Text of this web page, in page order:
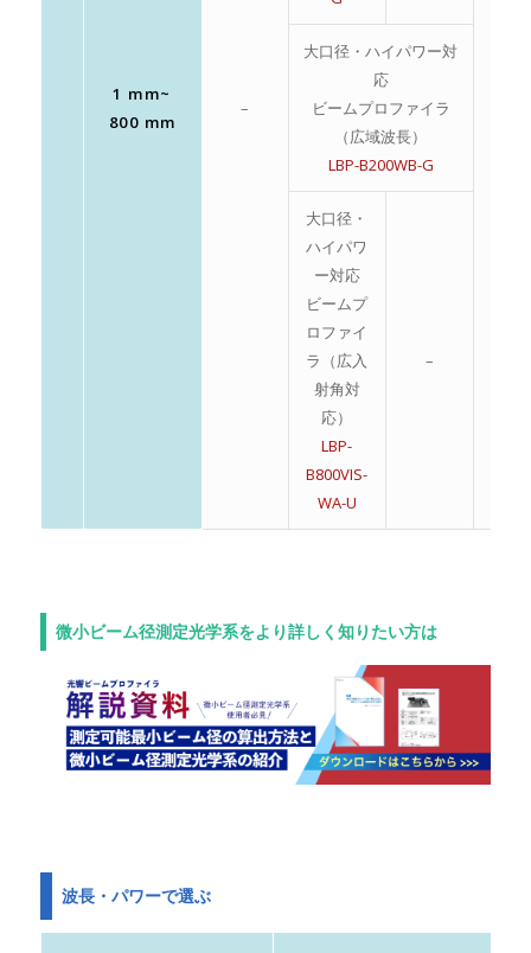
1 mm~
800 mm
–
大口径・ハイパワー対
応
ビームプロファイラ
（広域波長）
LBP-B200WB-G
大口径・
ハイパワ
ー対応
ビームプ
ロファイ
ラ（広入
射角対
応）
LBP-
B800VIS-
WA-U
–
微小ビーム径測定光学系をより詳しく知りたい方は
波長・パワーで選ぶ